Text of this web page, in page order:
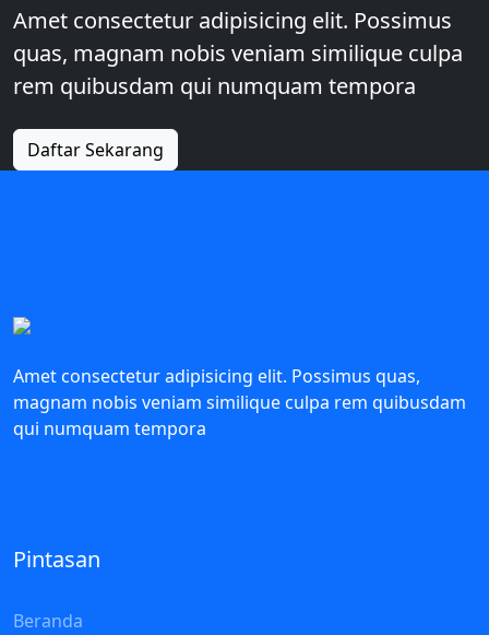
Amet consectetur adipisicing elit. Possimus
quas, magnam nobis veniam similique culpa
rem quibusdam qui numquam tempora
Daftar Sekarang
Amet consectetur adipisicing elit. Possimus quas,
magnam nobis veniam similique culpa rem quibusdam
qui numquam tempora
Pintasan
Beranda